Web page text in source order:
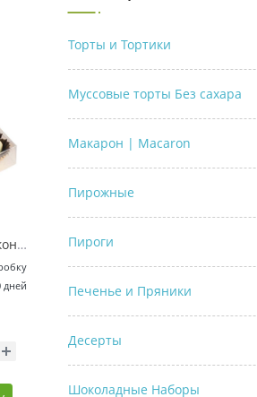
Подарочный набор конфет ручной работы - Соленая Сладость / 6 конфет
дней
Торты и Тортики
Муссовые торты Без сахара
Макарон | Macaron
Пирожные
Пироги
Печенье и Пряники
Десерты
Шоколадные Наборы